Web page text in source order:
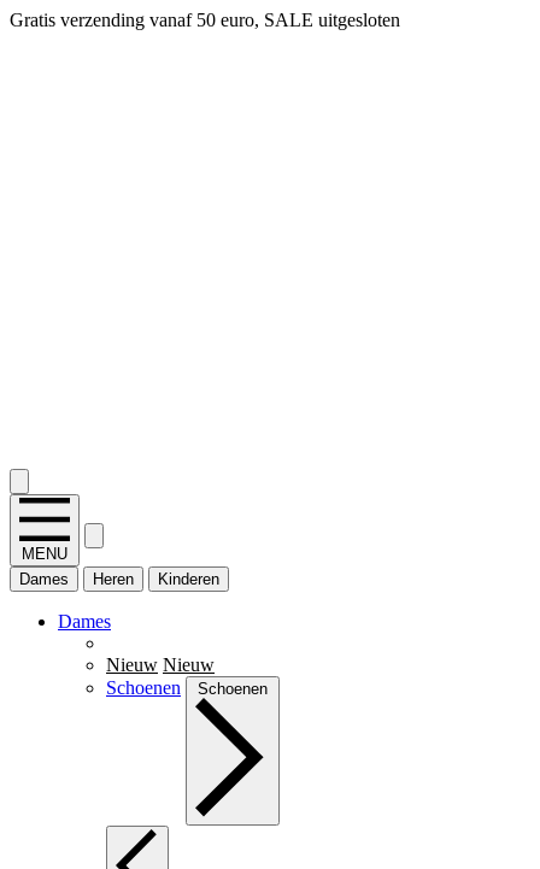
Gratis verzending vanaf 50 euro, SALE uitgesloten
MENU
Dames
Heren Kinderen
Dames
Nieuw Nieuw
Schoenen
Schoenen